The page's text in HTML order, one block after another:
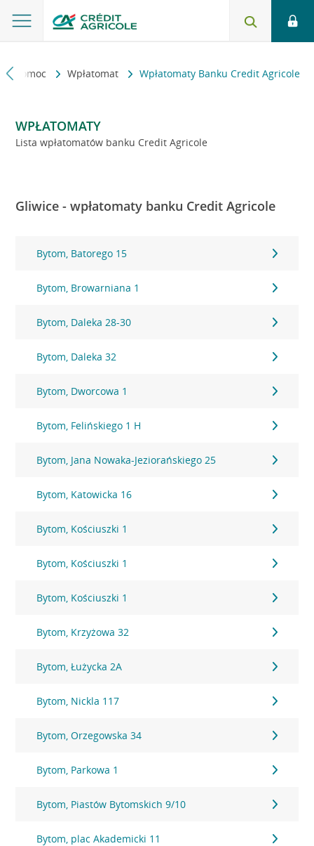
i pomoc Wpłatomat Wpłatomaty Banku Credit Agricole
WPŁATOMATY
Lista wpłatomatów banku Credit Agricole
Gliwice - wpłatomaty banku Credit Agricole
Bytom, Batorego 15
Bytom, Browarniana 1
Bytom, Daleka 28-30
Bytom, Daleka 32
Bytom, Dworcowa 1
Bytom, Felińskiego 1 H
Bytom, Jana Nowaka-Jeziorańskiego 25
Bytom, Katowicka 16
Bytom, Kościuszki 1
Bytom, Kościuszki 1
Bytom, Kościuszki 1
Bytom, Krzyżowa 32
Bytom, Łużycka 2A
Bytom, Nickla 117
Bytom, Orzegowska 34
Bytom, Parkowa 1
Bytom, Piastów Bytomskich 9/10
Bytom, plac Akademicki 11